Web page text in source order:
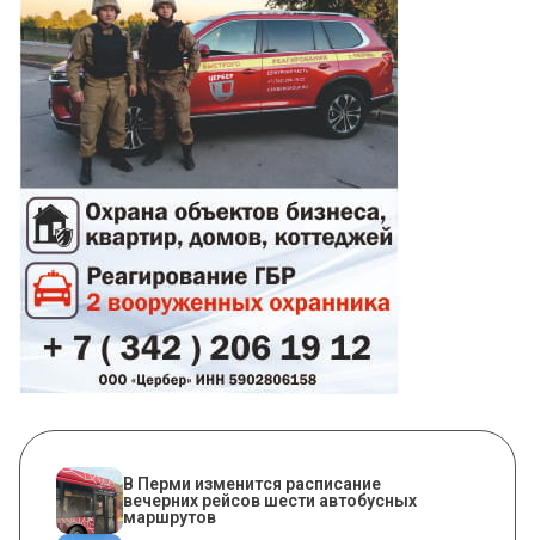
​В Перми изменится расписание
вечерних рейсов шести автобусных
маршрутов